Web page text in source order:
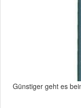
Günstiger geht es